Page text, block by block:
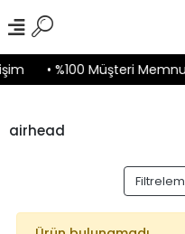
• %100 Müşteri
airhead